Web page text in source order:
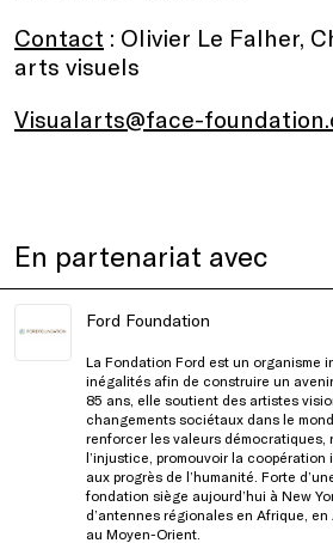
Contact : Olivier Le Falher,
arts visuels
Visualarts@face-
En partenariat avec
Ford Foundation
La Fondation Ford est un organisme
inégalités afin de construire un
85 ans, elle soutient des artistes
changements sociétaux dans le
renforcer les valeurs démocratiques,
l’injustice, promouvoir la
aux progrès de l’humanité. Forte
fondation siège aujourd’hui à New
d’antennes régionales en Afrique,
au Moyen-Orient.